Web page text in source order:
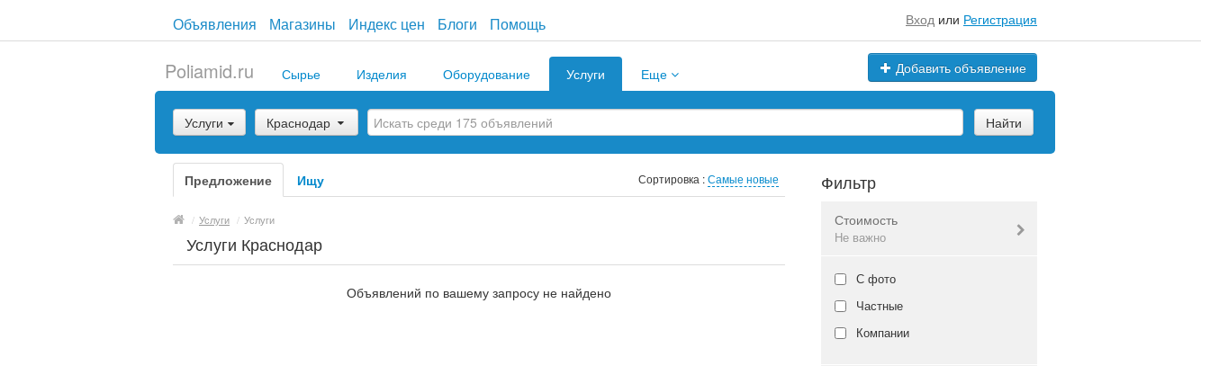
Объявления Магазины Индекс цен Блоги Помощь Вход или Регистрация
Добавить объявление
Poliamid.ru Сырье Изделия Оборудование Услуги Еще
Услуги Краснодар Найти
Предложение Ищу Сортировка :Самые новые
/ Услуги / Услуги
Услуги Краснодар
Объявлений по вашему запросу не найдено
Фильтр
Стоимость
Не важно
Валюта:руб.
С фото
Частные
Компании